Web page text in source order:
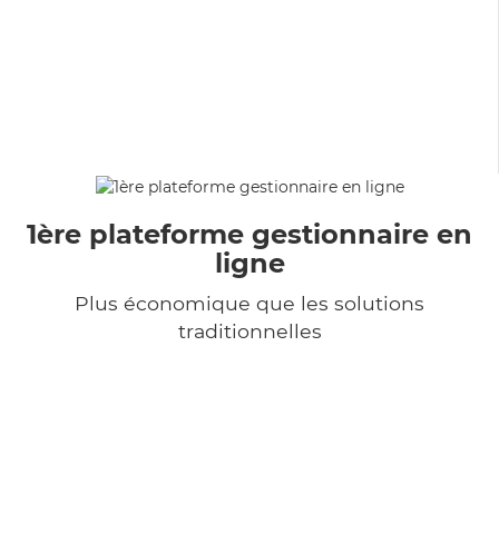
1ère plateforme gestionnaire en
ligne
Plus économique que les solutions
traditionnelles